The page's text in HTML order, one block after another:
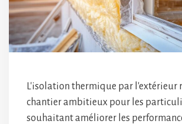
L'isolation thermique par l'extérieur
chantier ambitieux pour les
souhaitant améliorer les